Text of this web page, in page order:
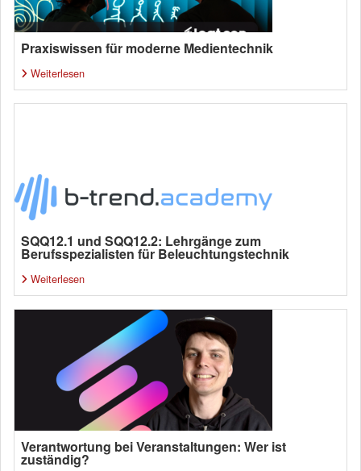
Praxiswissen für moderne Medientechnik
Weiterlesen
SQQ12.1 und SQQ12.2: Lehrgänge zum
Berufsspezialisten für Beleuchtungstechnik
Weiterlesen
Verantwortung bei Veranstaltungen: Wer ist
zuständig?